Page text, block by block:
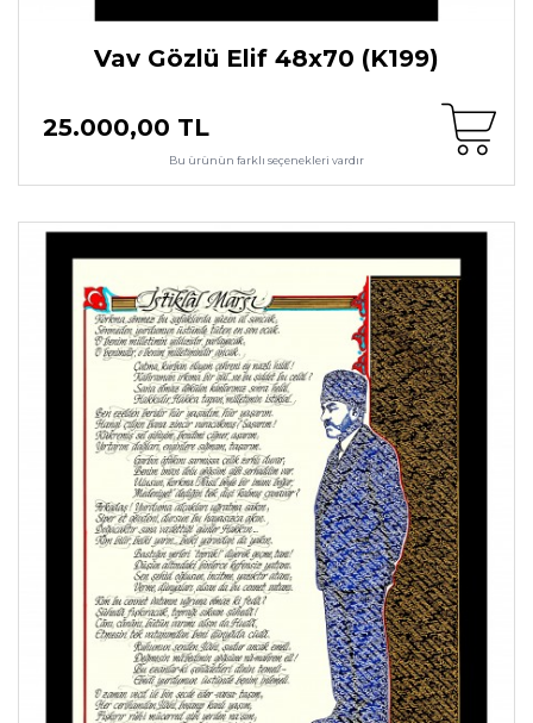
Vav Gözlü Elif 48x70 (K199)
25.000,00 TL
Bu ürünün farklı seçenekleri vardır